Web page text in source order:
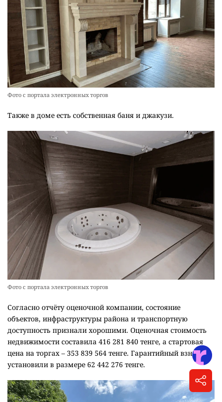
Фото с портала электронных торгов
Также в доме есть собственная баня и джакузи.
Фото с портала электронных торгов
Согласно отчёту оценочной компании, состояние
объектов, инфраструктуры района и транспортную
доступность признали хорошими. Оценочная стоимость
недвижимости составила 416 281 840 тенге, а стартовая
цена на торгах – 353 839 564 тенге. Гарантийный взнос
установили в размере 62 442 276 тенге.